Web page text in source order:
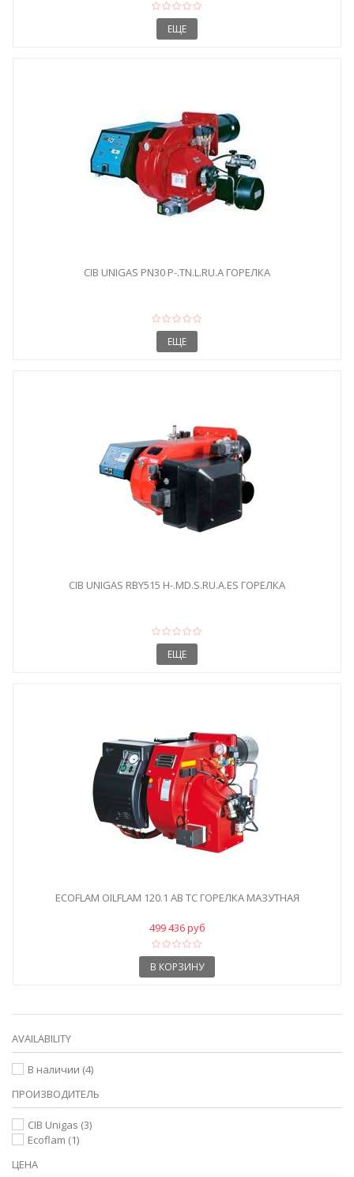
ЕЩЕ
CIB UNIGAS PN30 P-.TN.L.RU.A ГОРЕЛКА
ЕЩЕ
CIB UNIGAS RBY515 H-.MD.S.RU.A.ES ГОРЕЛКА
ЕЩЕ
ECOFLAM OILFLAM 120.1 AB TC ГОРЕЛКА МАЗУТНАЯ
499 436 руб
В КОРЗИНУ
AVAILABILITY
В наличии (4)
ПРОИЗВОДИТЕЛЬ
CIB Unigas (3)
Ecoflam (1)
ЦЕНА